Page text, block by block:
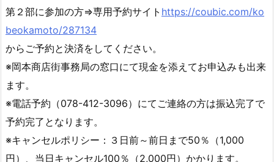
第２部に参加の方⇒専用予約サイト https://coubic.com/ko
beokamoto/287134
からご予約と決済をしてください。
※岡本商店街事務局の窓口にて現金を添えてお申込みも出来
ます。
※電話予約（078-412-3096）にてご連絡の方は振込完了で
予約完了となります。
※キャンセルポリシー：３日前～前日まで50％（1,000
円）、当日キャンセル100％（2,000円）かかります。